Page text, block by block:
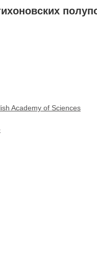
Academy of Sciences